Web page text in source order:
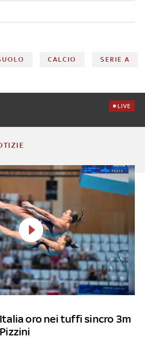
CALCIO SERIE A
LIVE
oro nei tuffi sincro 3m